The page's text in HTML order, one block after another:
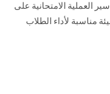
العملية الامتحانية على
مناسبة لأداء الطلاب